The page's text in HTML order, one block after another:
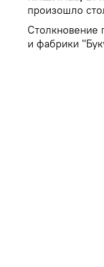
произошло
Столкновение
и фабрики